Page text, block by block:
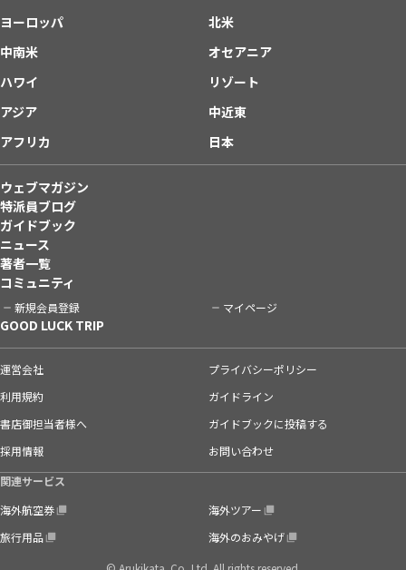
ヨーロッパ
北米
中南米
オセアニア
ハワイ
リゾート
アジア
中近東
アフリカ
日本
ウェブマガジン
特派員ブログ
ガイドブック
ニュース
著者一覧
コミュニティ
新規会員登録 マイページ
GOOD LUCK TRIP
運営会社
プライバシーポリシー
利用規約
ガイドライン
書店御担当者様へ
ガイドブックに投稿する
採用情報
お問い合わせ
関連サービス
海外航空券
海外ツアー
旅行用品
海外のおみやげ